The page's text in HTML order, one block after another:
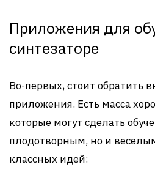
Приложения для
синтезаторе
Во-первых, стоит обратить
приложения. Есть масса
которые могут сделать
плодотворным, но и
классных идей: